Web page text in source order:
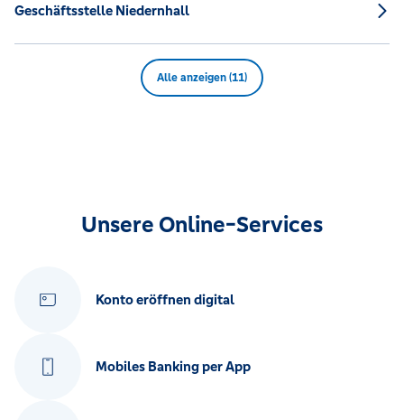
Geschäftsstelle Niedernhall
Alle anzeigen (11)
Unsere Online-Services
Konto eröffnen digital
Mobiles Banking per App